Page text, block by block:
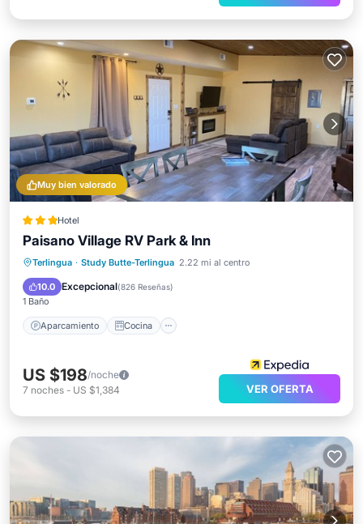
Muy bien valorado
Hotel
Paisano Village RV Park & Inn
Terlingua · Study Butte-Terlingua 2.22 mi al centro
10.0 Excepcional(826 Reseñas)
1 Baño
Aparcamiento Cocina
Aparcamiento
Cocina
Aire acondicionado
US $198/noche
7 noches - US $1,384 VER OFERTA